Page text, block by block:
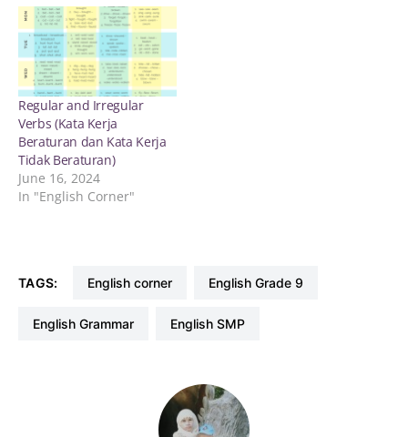
Regular and Irregular
Verbs (Kata Kerja
Beraturan dan Kata Kerja
Tidak Beraturan)
June 16, 2024
In "English Corner"
TAGS: english corner English Grade 9
English Grammar English SMP